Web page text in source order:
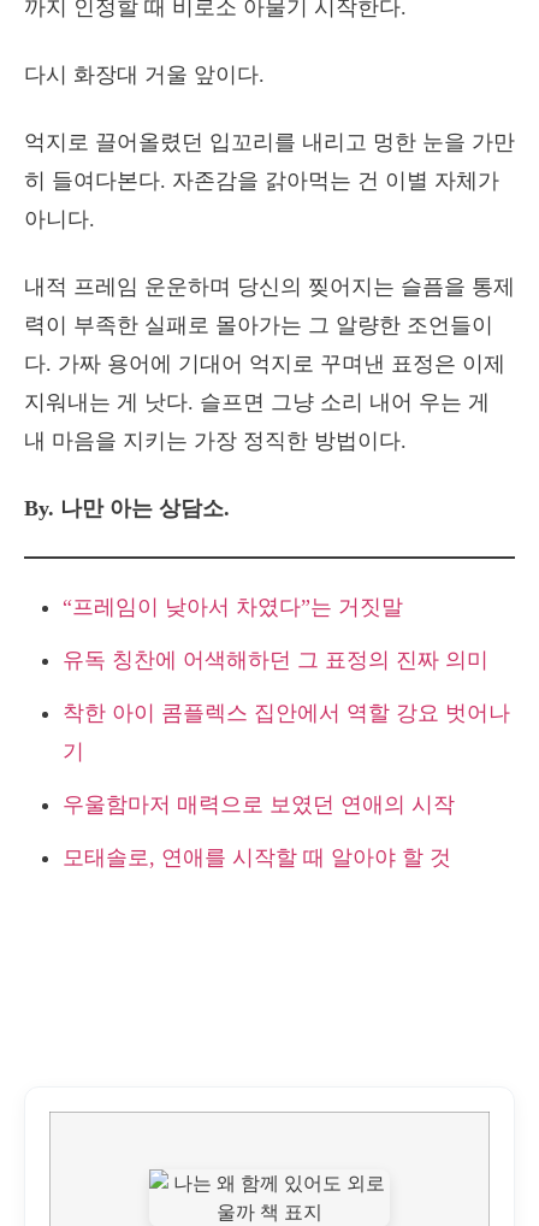
까지 인정할 때 비로소 아물기 시작한다.
다시 화장대 거울 앞이다.
억지로 끌어올렸던 입꼬리를 내리고 멍한 눈을 가만
히 들여다본다. 자존감을 갉아먹는 건 이별 자체가
아니다.
내적 프레임 운운하며 당신의 찢어지는 슬픔을 통제
력이 부족한 실패로 몰아가는 그 알량한 조언들이
다. 가짜 용어에 기대어 억지로 꾸며낸 표정은 이제
지워내는 게 낫다. 슬프면 그냥 소리 내어 우는 게
내 마음을 지키는 가장 정직한 방법이다.
By. 나만 아는 상담소.
“프레임이 낮아서 차였다”는 거짓말
유독 칭찬에 어색해하던 그 표정의 진짜 의미
착한 아이 콤플렉스 집안에서 역할 강요 벗어나
기
우울함마저 매력으로 보였던 연애의 시작
모태솔로, 연애를 시작할 때 알아야 할 것